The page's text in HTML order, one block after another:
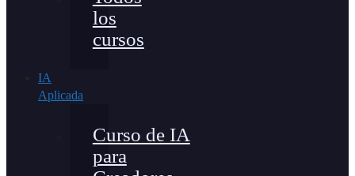
los
cursos
IA
Aplicada
Curso de IA
para